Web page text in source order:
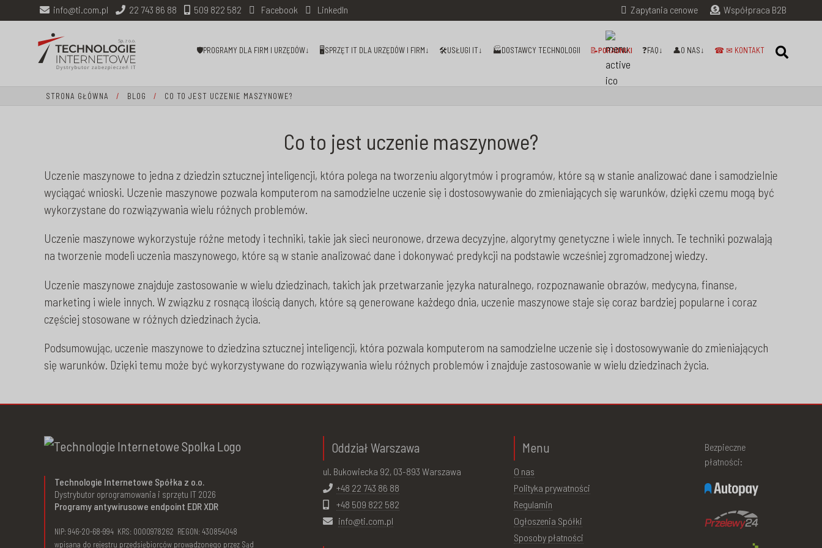
info@ti.com.pl 22 743 86 88 509 822 582 Facebook LinkedIn Zapytania cenowe Współpraca B2B
🛡PROGRAMY DLA FIRM I URZĘDÓW↓ 🖥️SPRZĘT IT DLA URZĘDÓW I FIRM↓ 🛠️USŁUGI IT↓ 🏭DOSTAWCY TECHNOLOGII 📝PORADNIKI ❓FAQ↓ 👤O NAS↓ ☎ ✉ KONTAKT
STRONA GŁÓWNA / BLOG / CO TO JEST UCZENIE MASZYNOWE?
Co to jest uczenie maszynowe?
Uczenie maszynowe to jedna z dziedzin sztucznej inteligencji, która polega na tworzeniu algorytmów i programów, które są w stanie analizować dane i samodzielnie
wyciągać wnioski. Uczenie maszynowe pozwala komputerom na samodzielne uczenie się i dostosowywanie do zmieniających się warunków, dzięki czemu mogą być
wykorzystane do rozwiązywania wielu różnych problemów.
Uczenie maszynowe wykorzystuje różne metody i techniki, takie jak sieci neuronowe, drzewa decyzyjne, algorytmy genetyczne i wiele innych. Te techniki pozwalają
na tworzenie modeli uczenia maszynowego, które są w stanie analizować dane i dokonywać predykcji na podstawie wcześniej zgromadzonej wiedzy.
Uczenie maszynowe znajduje zastosowanie w wielu dziedzinach, takich jak przetwarzanie języka naturalnego, rozpoznawanie obrazów, medycyna, finanse,
marketing i wiele innych. W związku z rosnącą ilością danych, które są generowane każdego dnia, uczenie maszynowe staje się coraz bardziej popularne i coraz
częściej stosowane w różnych dziedzinach życia.
Podsumowując, uczenie maszynowe to dziedzina sztucznej inteligencji, która pozwala komputerom na samodzielne uczenie się i dostosowywanie do zmieniających
się warunków. Dzięki temu może być wykorzystywane do rozwiązywania wielu różnych problemów i znajduje zastosowanie w wielu dziedzinach życia.
Technologie Internetowe Spółka z o.o.
Dystrybutor oprogramowania i sprzętu IT 2026
Programy antywirusowe endpoint EDR XDR
NIP: 946-20-68-994 KRS: 0000978262 REGON: 430854048
wpisana do rejestru przedsiębiorców prowadzonego przez Sąd
Oddział Warszawa
ul. Bukowiecka 92, 03-893 Warszawa
+48 22 743 86 88
+48 509 822 582
info@ti.com.pl
Menu
O nas
Polityka prywatności
Regulamin
Ogłoszenia Spółki
Sposoby płatności
Bezpieczne
płatności: